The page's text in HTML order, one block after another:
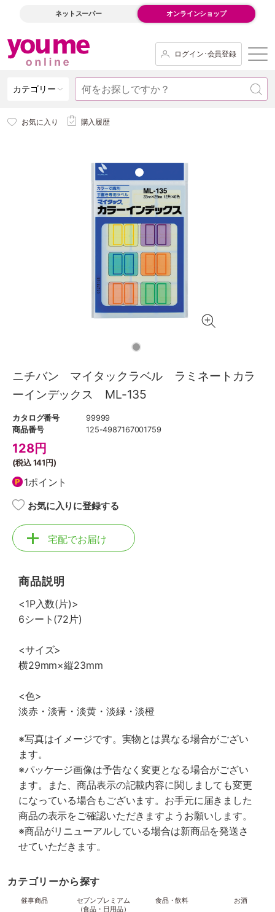
ネットスーパー オンラインショップ
ログイン･会員登録
カテゴリー
お気に入り 購入履歴
ニチバン マイタックラベル ラミネートカラ
ーインデックス ML-135
カタログ番号
99999
商品番号
125-4987167001759
128円
(税込141円)
1ポイント
お気に入りに登録する
宅配でお届け
商品説明
<1P入数(片)>
6シート(72片)
<サイズ>
横29mm×縦23mm
<色>
淡赤・淡青・淡黄・淡緑・淡橙
※写真はイメージです。実物とは異なる場合がござい
ます。
※パッケージ画像は予告なく変更となる場合がござい
ます。また、商品表示の記載内容に関しましても変更
になっている場合もございます。お手元に届きました
商品の表示をご確認いただきますようお願いします。
※商品がリニューアルしている場合は新商品を発送さ
せていただきます。
カテゴリーから探す
催事商品
セブンプレミアム
（食品・日用品）
食品・飲料 お酒